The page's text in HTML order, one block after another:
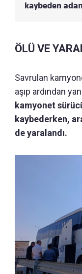
kaybeden
ÖLÜ VE
Savrulan
aşıp ardından
kamyonet
kaybederken,
de yaralandı.